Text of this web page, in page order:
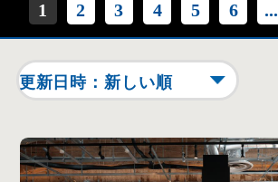
1 2 3 4 5 6 ...